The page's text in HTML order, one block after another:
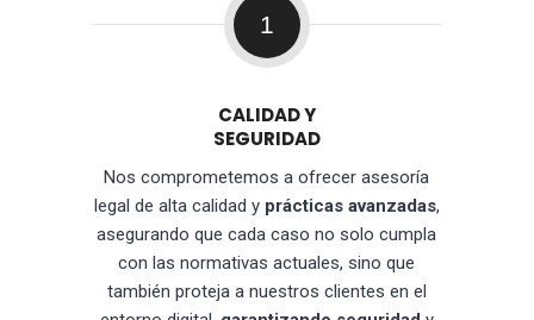
1
CALIDAD Y
SEGURIDAD
Nos comprometemos a ofrecer asesoría
legal de alta calidad y prácticas avanzadas,
asegurando que cada caso no solo cumpla
con las normativas actuales, sino que
también proteja a nuestros clientes en el